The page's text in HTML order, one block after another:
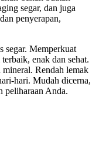
segar, dan juga
penyerapan,
segar. Memperkuat
enak dan sehat.
Rendah lemak
hari. Mudah dicerna,
peliharaan Anda.